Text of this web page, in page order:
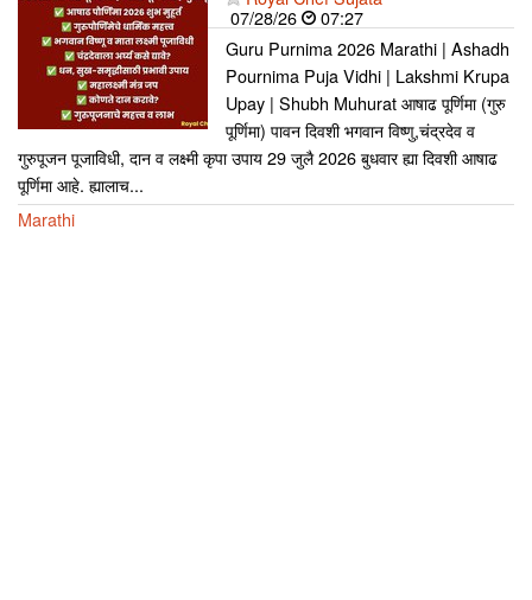
07/28/26
07:27
Guru Purnima 2026 Marathi | Ashadh
Pournima Puja Vidhi | Lakshmi Krupa
Upay | Shubh Muhurat आषाढ पूर्णिमा (गुरु
पूर्णिमा) पावन दिवशी भगवान विष्णु,चंद्रदेव व
गुरुपूजन पूजाविधी, दान व लक्ष्मी कृपा उपाय 29 जुलै 2026 बुधवार ह्या दिवशी आषाढ
पूर्णिमा आहे. ह्यालाच...
Marathi